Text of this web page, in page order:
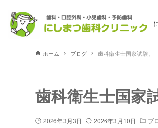
ホーム ブログ 歯科衛生士国家試験。
歯科衛生士国家
2026年3月3日 2026年3月10日 ブ